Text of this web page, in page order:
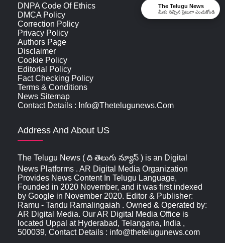
DNPA Code Of Ethics
DMCA Policy
Correction Policy
Privacy Policy
Authors Page
Disclaimer
Cookie Policy
Editorial Policy
Fact Checking Policy
Terms & Conditions
News Sitemap
Contact Details : Info@thetelugunews.com
Address And About US
The Telugu News ( ది తెలుగు న్యూస్‌ ) is an Digital
News Platforms . AR Digital Media Organization
Provides News Content In Telugu Language,
Founded in 2020 November, and it was first indexed
by Google in November 2020. Editor & Publisher:
Ramu - Tandu Ramalingaiah . Owned & Operated by:
AR Digital Media. Our AR Digital Media Office is
located Uppal at Hyderabad, Telangana, India ,
500039, Contact Details : info@thetelugunews.com
The Telugu News
మీకు నచ్చిన సైటుగా ఎంచుకోండి